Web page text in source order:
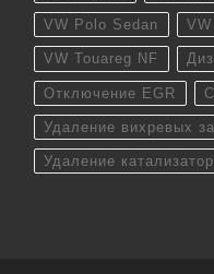
VW Polo Sedan
VW Touareg NF
Отключение EGR
Удаление вихревых
Удаление